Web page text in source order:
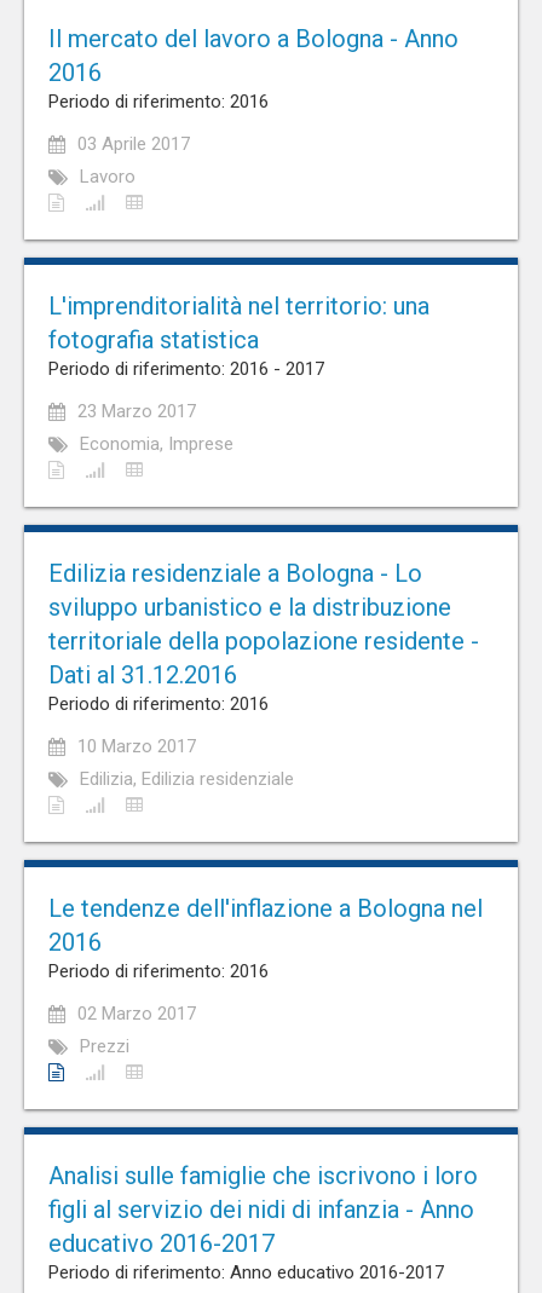
Il mercato del lavoro a Bologna - Anno
2016
Periodo di riferimento: 2016
03 Aprile 2017
Lavoro
L'imprenditorialità nel territorio: una
fotografia statistica
Periodo di riferimento: 2016 - 2017
23 Marzo 2017
Economia, Imprese
Edilizia residenziale a Bologna - Lo
sviluppo urbanistico e la distribuzione
territoriale della popolazione residente -
Dati al 31.12.2016
Periodo di riferimento: 2016
10 Marzo 2017
Edilizia, Edilizia residenziale
Le tendenze dell'inflazione a Bologna nel
2016
Periodo di riferimento: 2016
02 Marzo 2017
Prezzi
Analisi sulle famiglie che iscrivono i loro
figli al servizio dei nidi di infanzia - Anno
educativo 2016-2017
Periodo di riferimento: Anno educativo 2016-2017